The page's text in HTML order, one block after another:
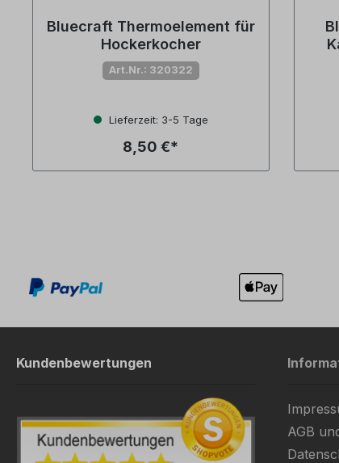
Bluecraft Thermoelement für
Hockerkocher
Art.Nr.: 320322
Lieferzeit: 3-5 Tage
8,50 €*
Kundenbewertungen
AGB